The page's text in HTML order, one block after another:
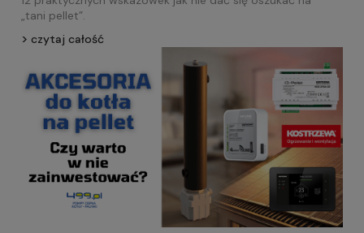
„tani pellet”.
czytaj całość